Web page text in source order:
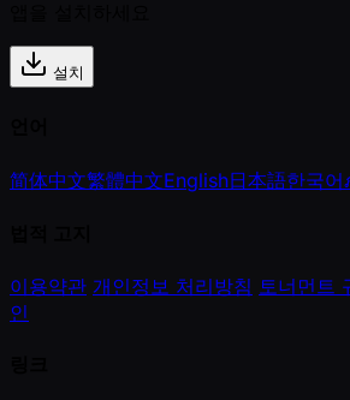
설치
简体中文繁體中文English日本語한국어
이용약관 개인정보 처리방침 토너먼트
인